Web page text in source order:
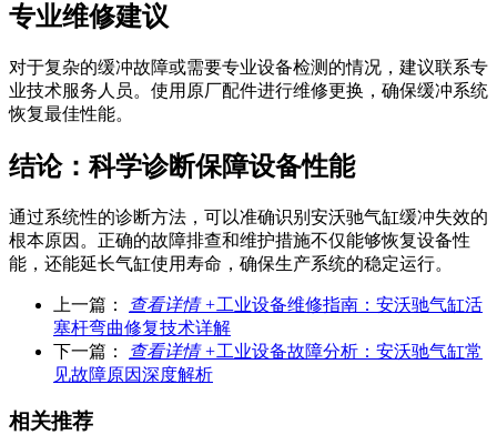
专业维修建议
对于复杂的缓冲故障或需要专业设备检测的情况，建议联系专
业技术服务人员。使用原厂配件进行维修更换，确保缓冲系统
恢复最佳性能。
结论：科学诊断保障设备性能
通过系统性的诊断方法，可以准确识别安沃驰气缸缓冲失效的
根本原因。正确的故障排查和维护措施不仅能够恢复设备性
能，还能延长气缸使用寿命，确保生产系统的稳定运行。
上一篇： 查看详情 +工业设备维修指南：安沃驰气缸活
塞杆弯曲修复技术详解
下一篇：
查看详情 +工业设备故障分析：安沃驰气缸常
见故障原因深度解析
相关推荐